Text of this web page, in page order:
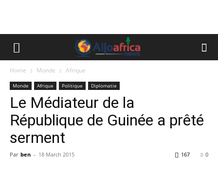
Home Monde Afrique
Monde Afrique Politique Diplomatie
Le Médiateur de la
République de Guinée a prêté
serment
Par ben - 18 March 2015 0
167